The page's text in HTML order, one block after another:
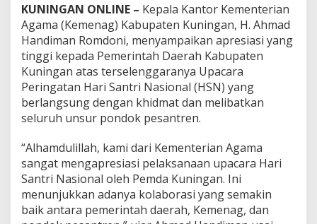
KUNINGAN ONLINE – Kepala Kantor Kementerian
Agama (Kemenag) Kabupaten Kuningan, H. Ahmad
Handiman Romdoni, menyampaikan apresiasi yang
tinggi kepada Pemerintah Daerah Kabupaten
Kuningan atas terselenggaranya Upacara
Peringatan Hari Santri Nasional (HSN) yang
berlangsung dengan khidmat dan melibatkan
seluruh unsur pondok pesantren.
“Alhamdulillah, kami dari Kementerian Agama
sangat mengapresiasi pelaksanaan upacara Hari
Santri Nasional oleh Pemda Kuningan. Ini
menunjukkan adanya kolaborasi yang semakin
baik antara pemerintah daerah, Kemenag, dan